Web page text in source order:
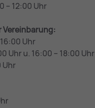
– 12:00 Uhr
Vereinbarung:
Uhr
Uhr u. 16:00 – 18:00 Uhr
Uhr